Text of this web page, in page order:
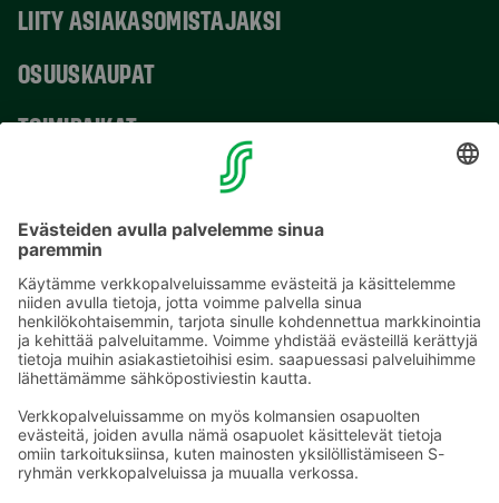
LIITY ASIAKASOMISTAJAKSI
OSUUSKAUPAT
TOIMIPAIKAT
Sähköpostiosoitteet S-ryhmässä ovat muotoa
etunimi.sukunimi@sok.fi
Seuraa meitä: